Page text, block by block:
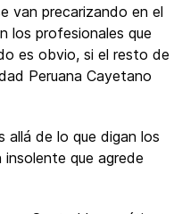
van precarizando en el
los profesionales que
es obvio, si el resto de
Peruana Cayetano
allá de lo que digan los
que agrede